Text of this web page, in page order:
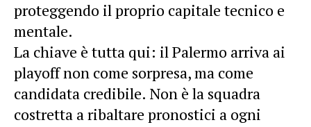
proteggendo il proprio capitale tecnico e
mentale.
La chiave è tutta qui: il Palermo arriva ai
playoff non come sorpresa, ma come
candidata credibile. Non è la squadra
costretta a ribaltare pronostici a ogni